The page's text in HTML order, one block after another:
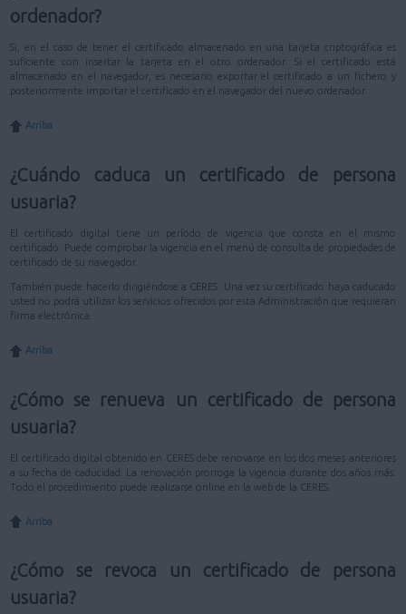
ordenador?
Si, en el caso de tener el certificado almacenado en una tarjeta criptográfica es
suficiente con insertar la tarjeta en el otro ordenador. Si el certificado está
almacenado en el navegador, es necesario exportar el certificado a un fichero y
posteriormente importar el certificado en el navegador del nuevo ordenador.
Arriba
¿Cuándo caduca un certificado de persona
usuaria?
El certificado digital tiene un período de vigencia que consta en el mismo
certificado. Puede comprobar la vigencia en el menú de consulta de propiedades de
certificado de su navegador.
También puede hacerlo dirigiéndose a CERES. Una vez su certificado haya caducado
usted no podrá utilizar los servicios ofrecidos por esta Administración que requieran
firma electrónica.
Arriba
¿Cómo se renueva un certificado de persona
usuaria?
El certificado digital obtenido en CERES debe renovarse en los dos meses anteriores
a su fecha de caducidad. La renovación prorroga la vigencia durante dos años más.
Todo el procedimiento puede realizarse online en la web de la CERES.
Arriba
¿Cómo se revoca un certificado de persona
usuaria?